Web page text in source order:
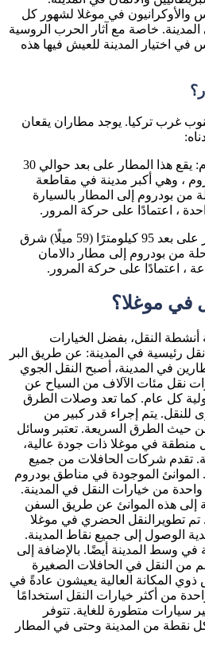
والأوكرانيون في موغلا لشهور كل
خاصة مع آثار الحرب الروسية
في اختيار المدينة للعيش فيها هذه
غرب تركيا. يوجد مطاران يقعان
مطار بودروم ميلاس - بودروم: يقع هذا المطار على بعد حوالي 30
بودروم ، وهي أكبر مدينة في مقاطعة
من بودروم إلى المطار بالسيارة
مطار دالامان: يقع هذا المطار على بعد 95 كيلومترًا (59 ميلًا) شرق
من بودروم إلى مطار دالامان
في موغلا؟
أنشطة النقل، بفضل الخيارات
رئيسية في المدينة: عن طريق البر
في المدينة، أصبح النقل الجوي
نقل مئات الآلاف من السياح عن
كل عام. كما تعد وصلات الطرق
للنقل. يتم إجراء قدر كبير من
من حيث الطرق السريعة. تعتبر وسائل
منطقة في موغلا ذات جودة عالية،
تقدم شركات الحافلات من جميع
الموانئ الموجودة في مناطق بودروم
من خيارات النقل في المدينة.
إلى هذه الموانئ عن طريق السفن
تم تطويرالنقل الحضري في موغلا
الوصول إلى جميع نقاط المدينة.
وسط المدينة أيضًا. بالإضافة إلى
من النقل في الحافلات الصغيرة
المكانة العالية يعيشون عادةً في
من أكثر خيارات النقل استخدامًا
سيارات متطورة للغاية. تتوفر
نقطة من المدينة وحتى في المطار